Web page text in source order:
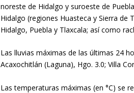
noreste de Hidalgo y suroeste de
Hidalgo (regiones Huasteca y Sierra
Hidalgo, Puebla y Tlaxcala; así como
Las lluvias máximas de las últimas 24
Acaxochitlán (Laguna), Hgo. 3.0; Villa
Las temperaturas máximas (en °C) se